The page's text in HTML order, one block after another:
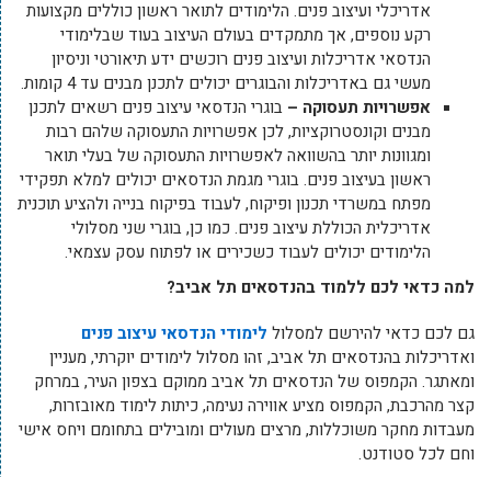
אדריכלי ועיצוב פנים. הלימודים לתואר ראשון כוללים מקצועות
רקע נוספים, אך מתמקדים בעולם העיצוב בעוד שבלימודי
הנדסאי אדריכלות ועיצוב פנים רוכשים ידע תיאורטי וניסיון
מעשי גם באדריכלות והבוגרים יכולים לתכנן מבנים עד 4 קומות.
אפשרויות תעסוקה – בוגרי הנדסאי עיצוב פנים רשאים לתכנן
מבנים וקונסטרוקציות, לכן אפשרויות התעסוקה שלהם רבות
ומגוונות יותר בהשוואה לאפשרויות התעסוקה של בעלי תואר
ראשון בעיצוב פנים. בוגרי מגמת הנדסאים יכולים למלא תפקידי
מפתח במשרדי תכנון ופיקוח, לעבוד בפיקוח בנייה ולהציע תוכנית
אדריכלית הכוללת עיצוב פנים. כמו כן, בוגרי שני מסלולי
הלימודים יכולים לעבוד כשכירים או לפתוח עסק עצמאי.
למה כדאי לכם ללמוד בהנדסאים תל אביב?
גם לכם כדאי להירשם למסלול לימודי הנדסאי עיצוב פנים
ואדריכלות בהנדסאים תל אביב, זהו מסלול לימודים יוקרתי, מעניין
ומאתגר. הקמפוס של הנדסאים תל אביב ממוקם בצפון העיר, במרחק
קצר מהרכבת, הקמפוס מציע אווירה נעימה, כיתות לימוד מאובזרות,
מעבדות מחקר משוכללות, מרצים מעולים ומובילים בתחומם ויחס אישי
וחם לכל סטודנט.